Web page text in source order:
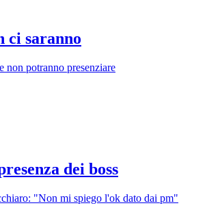
ci saranno
non potranno presenziare
dei boss
"Non mi spiego l'ok dato dai pm"